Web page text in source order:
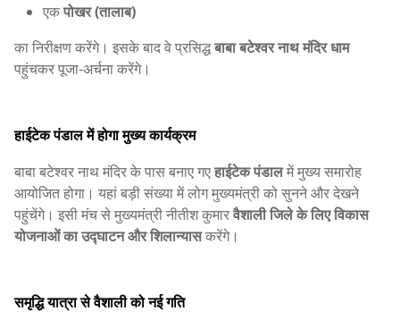
एकपोखर (तालाब)
का निरीक्षण करेंगे। इसके बाद वे प्रसिद्धबाबा बटेश्वर नाथ मंदिर धाम
पहुंचकर पूजा-अर्चना करेंगे।
हाईटेक पंडाल में होगा मुख्य कार्यक्रम
बाबा बटेश्वर नाथ मंदिर के पास बनाए गएहाईटेक पंडालमें मुख्य समारोह
आयोजित होगा। यहां बड़ी संख्या में लोग मुख्यमंत्री को सुनने और देखने
पहुंचेंगे। इसी मंच से मुख्यमंत्री नीतीश कुमारवैशाली जिले के लिए विकास
योजनाओं का उद्घाटन और शिलान्यासकरेंगे।
समृद्धि यात्रा से वैशाली को नई गति